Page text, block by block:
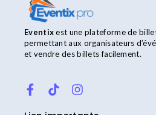
Eventixest une plateforme de
permettant aux organisateurs
et vendre des billets facilement.
F
a
c
T
i
I
n